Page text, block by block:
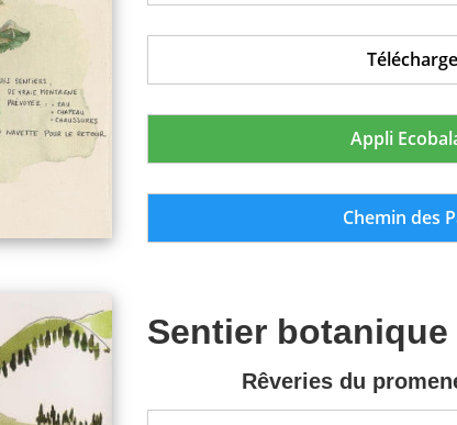
Appli
Chemin des
Sentier
Rêveries du